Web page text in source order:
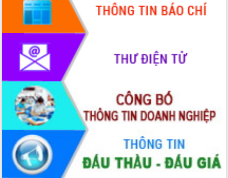
Giai đoạn 2026-2030, Đắk Lắk phấn
đấu có 77% xã đạt chuẩn nông thôn
Chuyển đổi số 'mở đường' cho nông
nghiệp Đắk Lắk tăng trưởng bứt phá
Triển khai đồng bộ đo đạc, lập hồ sơ
địa chính, hoàn thiện cơ sở dữ liệu đất
đai
Ứng dụng sinh trắc học - Bước tiến
trong hành trình chuyển đổi số tại Đắk
Lắk
Đắk Lắk nâng cao hiệu quả công tác
Đảng từ Sổ tay đảng viên điện tử
Đắk Lắk đẩy mạnh nuôi biển công
nghệ, hướng tới phát triển thủy sản
bền vững